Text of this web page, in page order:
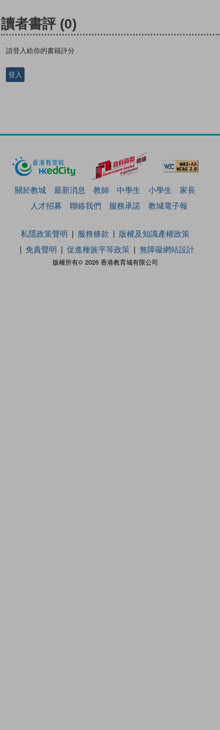
讀者書評 (0)
請登入給你的書籍評分
登入
關於教城 最新消息 教師 中學生 小學生
家長
人才招募
聯絡我們 服務承諾 教城電子報
版權所有© 2026 香港教育城有限公司
私隱政策聲明 服務條款
版權及知識產權政策
免責聲明
促進種族平等政策 無障礙網站設計